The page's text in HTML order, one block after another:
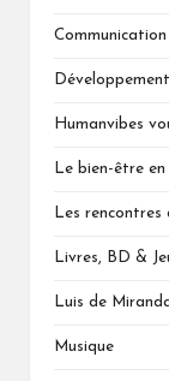
Communication
Humanvibes
Le bien-être
Les rencontres
Livres, BD &
Luis de
Musique